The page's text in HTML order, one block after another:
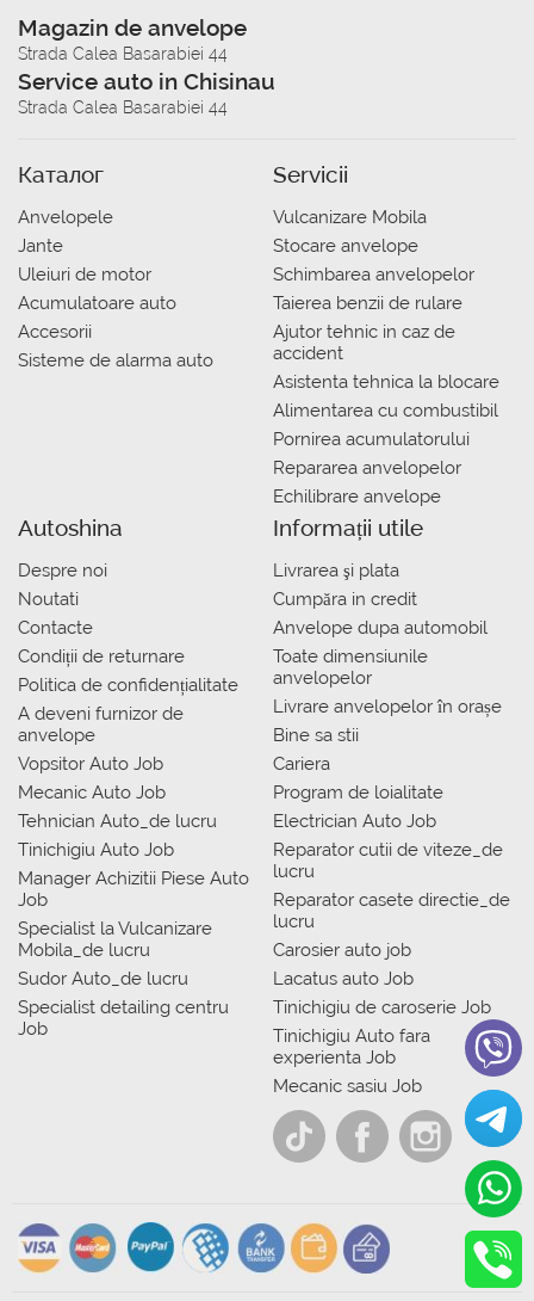
Magazin de anvelope
Strada Calea Basarabiei 44
Service auto in Chisinau
Strada Calea Basarabiei 44
Каталог
Anvelopele
Jante
Uleiuri de motor
Acumulatoare auto
Accesorii
Sisteme de alarma auto
Servicii
Vulcanizare Mobila
Stocare anvelope
Schimbarea anvelopelor
Taierea benzii de rulare
Ajutor tehnic in caz de
accident
Asistenta tehnica la blocare
Alimentarea cu combustibil
Pornirea acumulatorului
Repararea anvelopelor
Echilibrare anvelope
Autoshina
Despre noi
Noutati
Contacte
Condiții de returnare
Politica de confidențialitate
A deveni furnizor de
anvelope
Vopsitor Auto Job
Mecanic Auto Job
Tehnician Auto_de lucru
Tinichigiu Auto Job
Manager Achizitii Piese Auto
Job
Specialist la Vulcanizare
Mobila_de lucru
Sudor Auto_de lucru
Specialist detailing centru
Job
Informații utile
Livrarea şi plata
Сumpăra in credit
Anvelope dupa automobil
Toate dimensiunile
anvelopelor
Livrare anvelopelor în orașe
Bine sa stii
Cariera
Program de loialitate
Electrician Auto Job
Reparator cutii de viteze_de
lucru
Reparator casete directie_de
lucru
Carosier auto job
Lacatus auto Job
Tinichigiu de caroserie Job
Tinichigiu Auto fara
experienta Job
Mecanic sasiu Job